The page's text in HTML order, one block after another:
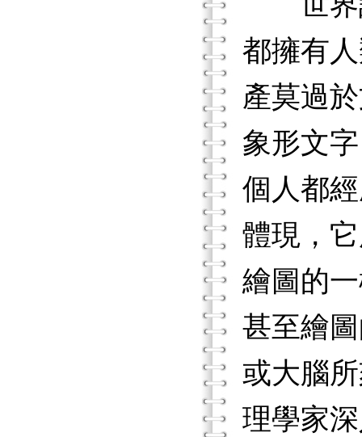
都擁有
產莫過
象形文
個人都
體現，
繪圖的
甚至繪
或大腦
理學家